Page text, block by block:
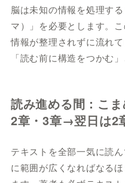
脳は未知の情報を処理す
マ）」を必要とします。
情報が整理されずに流れ
「読む前に構造をつかむ
読み進める間：こ
2章・3章→翌日は2
テキストを全部一気に読
に範囲が広くなればなる